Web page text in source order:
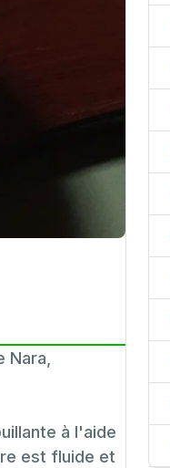
Nara,
à l'aide
est fluide et